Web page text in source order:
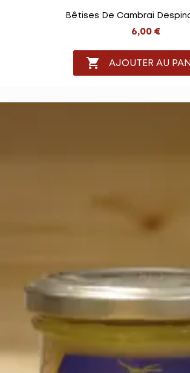
Bêtises De Cambrai
6,00 €
 AJOUTER AU